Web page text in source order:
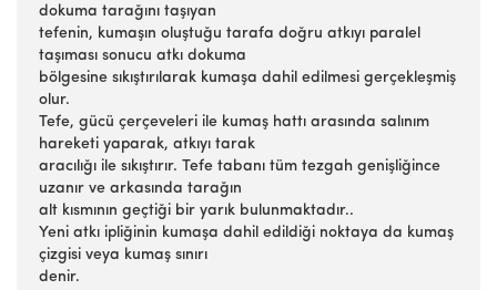
dokuma tarağını taşıyan
tefenin, kumaşın oluştuğu tarafa doğru atkıyı paralel
taşıması sonucu atkı dokuma
bölgesine sıkıştırılarak kumaşa dahil edilmesi gerçekleşmiş
olur.
Tefe, gücü çerçeveleri ile kumaş hattı arasında salınım
hareketi yaparak, atkıyı tarak
aracılığı ile sıkıştırır. Tefe tabanı tüm tezgah genişliğince
uzanır ve arkasında tarağın
alt kısmının geçtiği bir yarık bulunmaktadır..
Yeni atkı ipliğinin kumaşa dahil edildiği noktaya da kumaş
çizgisi veya kumaş sınırı
denir.